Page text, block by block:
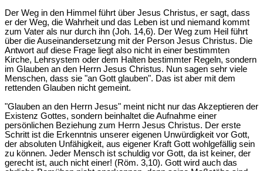
Der Weg in den Himmel führt über Jesus Christus, er sagt, dass
er der Weg, die Wahrheit und das Leben ist und niemand kommt
zum Vater als nur durch ihn (Joh. 14,6). Der Weg zum Heil führt
über die Auseinandersetzung mit der Person Jesus Christus. Die
Antwort auf diese Frage liegt also nicht in einer bestimmten
Kirche, Lehrsystem oder dem Halten bestimmter Regeln, sondern
im Glauben an den Herrn Jesus Christus. Nun sagen sehr viele
Menschen, dass sie "an Gott glauben". Das ist aber mit dem
rettenden Glauben nicht gemeint.
"Glauben an den Herrn Jesus" meint nicht nur das Akzeptieren der
Existenz Gottes, sondern beinhaltet die Aufnahme einer
persönlichen Beziehung zum Herrn Jesus Christus. Der erste
Schritt ist die Erkenntnis unserer eigenen Unwürdigkeit vor Gott,
der absoluten Unfähigkeit, aus eigener Kraft Gott wohlgefällig sein
zu können. Jeder Mensch ist schuldig vor Gott, da ist keiner, der
gerecht ist, auch nicht einer! (Röm. 3,10). Gott wird auch das